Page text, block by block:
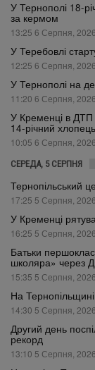
У Тернополі 18-
за кермом
13:25 6 Серпня, 2026
У Теребовлі
12:25 6 Серпня, 2026
У Тернополі на
11:20 6 Серпня, 2026
У Кременці в
14-річний хлопець
10:05 6 Серпня, 2026
СЕРЕДА, 5 СЕРПНЯ
Тернопільський
17:25 5 Серпня, 2026
У Кременці
16:25 5 Серпня, 2026
Батьки
школяра» через
15:35 5 Серпня, 2026
На Тернопільщині
14:30 5 Серпня, 2026
Другий день
рекорд
13:10 5 Серпня, 2026